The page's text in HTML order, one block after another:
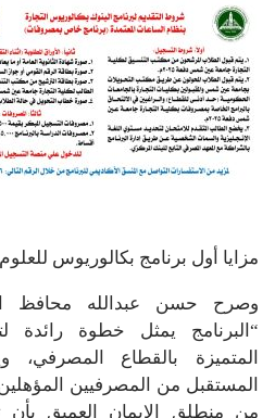
مزايا أول برنامج بكالوريوس
وصرح حسن عبدالله محافظ
“البرنامج يمثل خطوة رائدة
المتميزة بالقطاع
المستقبل من المصرفيين
من منطلق الإيمان العميق بأن